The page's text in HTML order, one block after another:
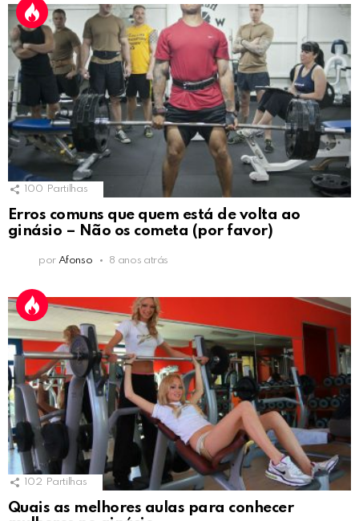
100 Partilhas
Erros comuns que quem está de volta ao
ginásio – Não os cometa (por favor)
por Afonso 8 anos atrás
102 Partilhas
Quais as melhores aulas para conhecer